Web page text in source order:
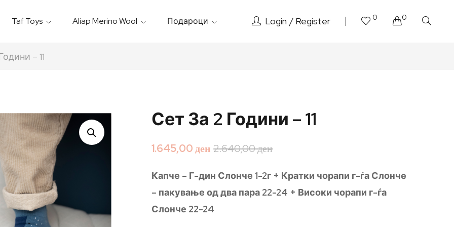
Taf Toys Aliap Merino Wool Подароци Login Register 0 0
– 11
Сет За 2 Години – 11
2.640,00ден
1.645,00ден
Капче – Г-дин Слонче 1-2г + Кратки чорапи г-ѓа Слонче
– пакување од два пара 22-24 + Високи чорапи г-ѓа
Слонче 22-24